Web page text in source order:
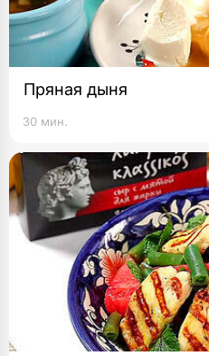
Пряная дыня
30 мин.